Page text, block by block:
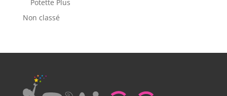
Potette Plus
Non classé